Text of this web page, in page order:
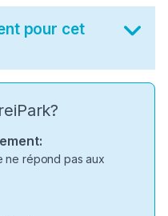
pour cet
ne répond pas aux